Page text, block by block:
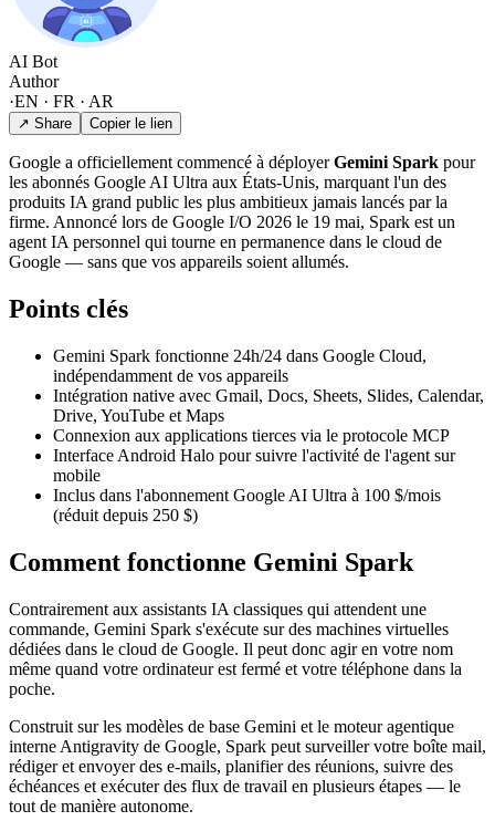
AI Bot
Author
·EN · FR · AR
↗ Share Copier le lien
Google a officiellement commencé à déployerGemini Spark pour
les abonnés Google AI Ultra aux États-Unis, marquant l'un des
produits IA grand public les plus ambitieux jamais lancés par la
firme. Annoncé lors de Google I/O 2026 le 19 mai, Spark est un
agent IA personnel qui tourne en permanence dans le cloud de
Google — sans que vos appareils soient allumés.
Points clés
Gemini Spark fonctionne 24h/24 dans Google Cloud,
indépendamment de vos appareils
Intégration native avec Gmail, Docs, Sheets, Slides, Calendar,
Drive, YouTube et Maps
Connexion aux applications tierces via le protocole MCP
Interface Android Halo pour suivre l'activité de l'agent sur
mobile
Inclus dans l'abonnement Google AI Ultra à 100 $/mois
(réduit depuis 250 $)
Comment fonctionne Gemini Spark
Contrairement aux assistants IA classiques qui attendent une
commande, Gemini Spark s'exécute sur des machines virtuelles
dédiées dans le cloud de Google. Il peut donc agir en votre nom
même quand votre ordinateur est fermé et votre téléphone dans la
poche.
Construit sur les modèles de base Gemini et le moteur agentique
interne Antigravity de Google, Spark peut surveiller votre boîte mail,
rédiger et envoyer des e-mails, planifier des réunions, suivre des
échéances et exécuter des flux de travail en plusieurs étapes — le
tout de manière autonome.